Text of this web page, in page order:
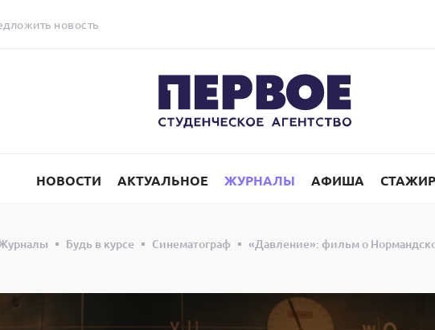
новость
НОВОСТИ АКТУАЛЬНОЕ ЖУРНАЛЫ АФИША
Будь в курсе Синематограф «Давление»: фильм о